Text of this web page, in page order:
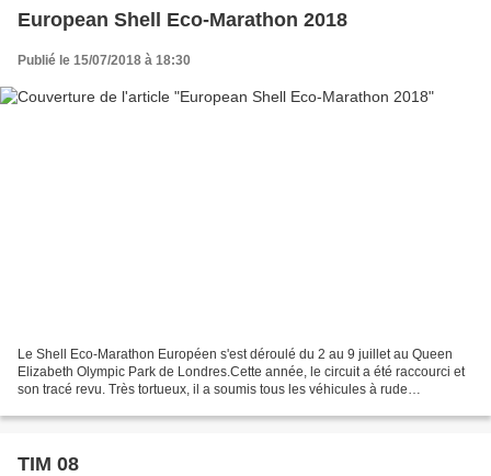
European Shell Eco-Marathon 2018
Publié le 15/07/2018 à 18:30
Le Shell Eco-Marathon Européen s'est déroulé du 2 au 9 juillet au Queen
Elizabeth Olympic Park de Londres.Cette année, le circuit a été raccourci et
son tracé revu. Très tortueux, il a soumis tous les véhicules à rude
TIM 08